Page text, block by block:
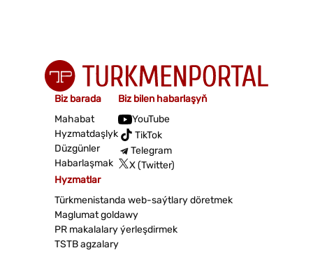
Biz barada
Mahabat
Hyzmatdaşlyk
Düzgünler
Habarlaşmak
Biz bilen habarlaşyň
YouTube
TikTok
Telegram
X (Twitter)
Hyzmatlar
Türkmenistanda web-saýtlary döretmek
Maglumat goldawy
PR makalalary ýerleşdirmek
TSTB agzalary